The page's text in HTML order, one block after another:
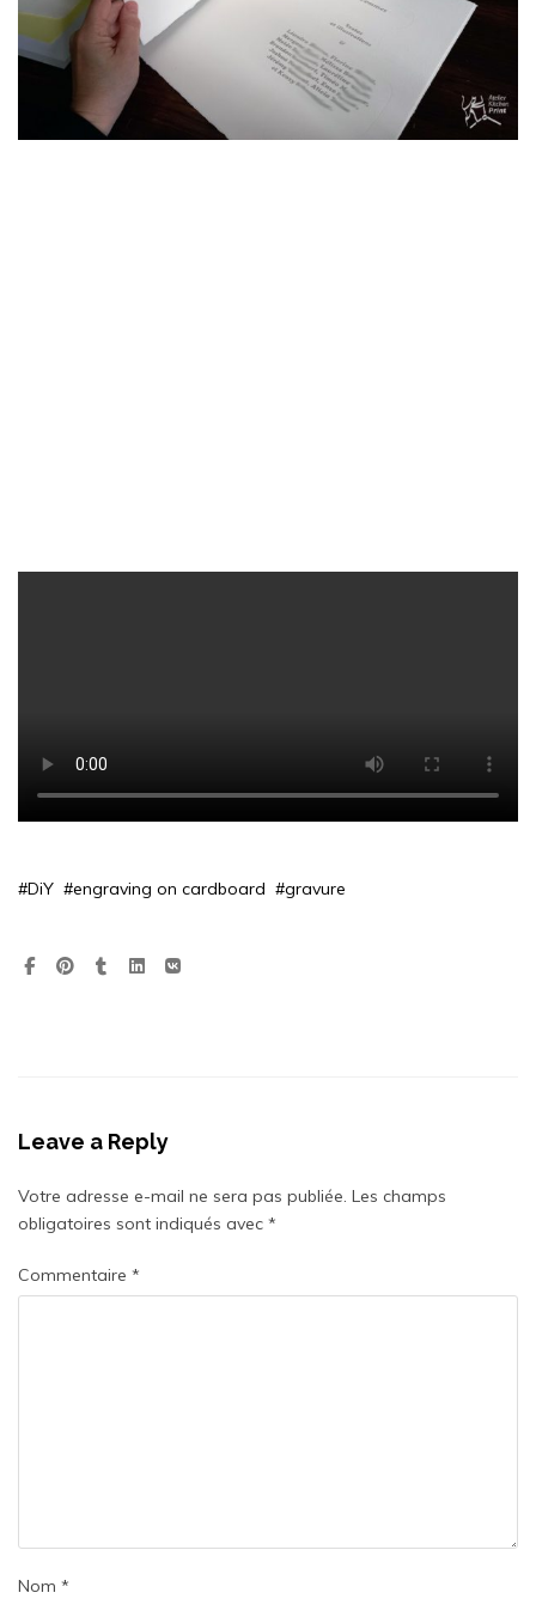
#DiY #engraving on cardboard #gravure
Leave a Reply
Votre adresse e-mail ne sera pas publiée. Les champs
obligatoires sont indiqués avec *
Commentaire *
Nom *